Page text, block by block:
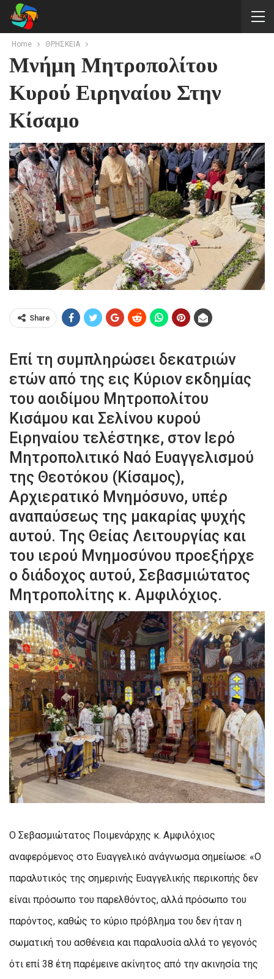
Home ΘΡΗΣΚΕΙΑ
Μνήμη Μητροπολίτου
Κυρού Ειρηναίου Στην
Κίσαμο
Share
Επί τη συμπληρώσει δεκατριών
ετών από της εις Κύριον εκδημίας
του αοιδίμου Μητροπολίτου
Κισάμου και Σελίνου κυρού
Ειρηναίου τελέστηκε, στον Ιερό
Μητροπολιτικό Ναό Ευαγγελισμού
της Θεοτόκου (Κίσαμος),
Αρχιερατικό Μνημόσυνο, υπέρ
αναπαύσεως της μακαρίας ψυχής
αυτού. Της Θείας Λειτουργίας και
του ιερού Μνημοσύνου προεξήρχε
ο διάδοχος αυτού, Σεβασμιώτατος
Μητροπολίτης κ. Αμφιλόχιος.
Ο Σεβασμιώτατος Ποιμενάρχης κ. Αμφιλόχιος
αναφερόμενος στο Ευαγγελικό ανάγνωσμα σημείωσε: «Ο
παραλυτικός της σημερινής Ευαγγελικής περικοπής δεν
είναι πρόσωπο του παρελθόντος, αλλά πρόσωπο του
παρόντος, καθώς το κύριο πρόβλημα του δεν ήταν η
σωματική του ασθένεια και παραλυσία αλλά το γεγονός
ότι επί 38 έτη παρέμεινε ακίνητος από την ακινησία της